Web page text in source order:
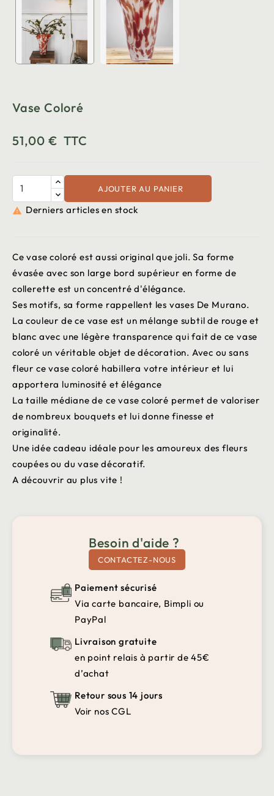
Vase Coloré
51,00 € TTC
AJOUTER AU PANIER
 Derniers articles en stock
Ce vase coloré est aussi original que joli. Sa forme
évasée avec son large bord supérieur en forme de
collerette est un concentré d'élégance.
Ses motifs, sa forme rappellent les vases De Murano.
La couleur de ce vase est un mélange subtil de rouge et
blanc avec une légère transparence qui fait de ce vase
coloré un véritable objet de décoration. Avec ou sans
fleur ce vase coloré habillera votre intérieur et lui
apportera luminosité et élégance
La taille médiane de ce vase coloré permet de valoriser
de nombreux bouquets et lui donne finesse et
originalité.
Une idée cadeau idéale pour les amoureux des fleurs
coupées ou du vase décoratif.
A découvrir au plus vite !
Besoin d'aide ?
CONTACTEZ-NOUS
Paiement sécurisé
Via carte bancaire, Bimpli ou
PayPal
Livraison gratuite
en point relais à partir de 45€
d’achat
Retour sous 14 jours
Voir nos CGL